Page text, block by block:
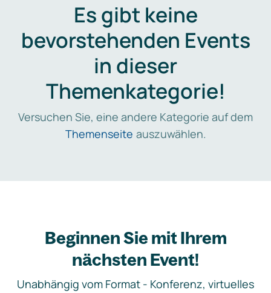
Es gibt keine
bevorstehenden Events
in dieser
Themenkategorie!
Versuchen Sie, eine andere Kategorie auf dem
Themenseite auszuwählen.
Beginnen Sie mit Ihrem
nächsten Event!
Unabhängig vom Format - Konferenz, virtuelles